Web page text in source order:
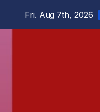
Fri. Aug 7th, 2026